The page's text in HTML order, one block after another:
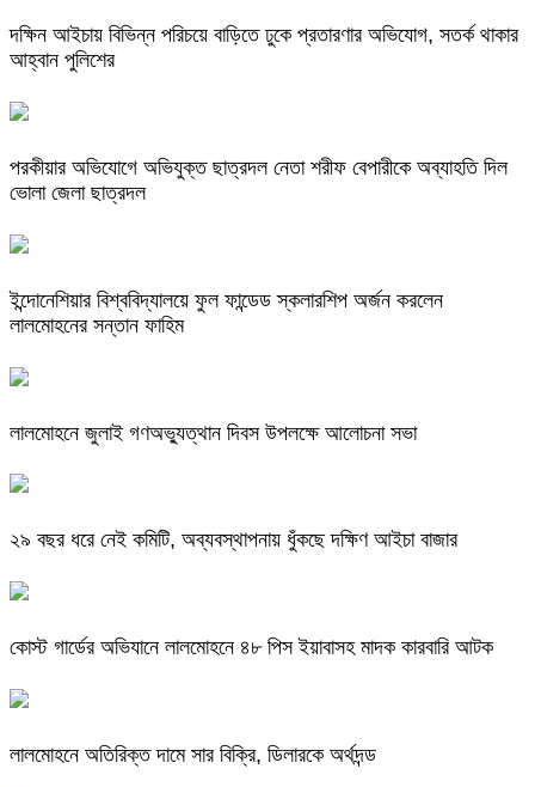
দক্ষিন আইচায় ‎বিভিন্ন পরিচয়ে বাড়িতে ঢুকে প্রতারণার অভিযোগ, সতর্ক থাকার
আহ্বান পুলিশের
পরকীয়ার অভিযোগে অভিযুক্ত ছাত্রদল নেতা শরীফ বেপারীকে অব্যাহতি দিল
ভোলা জেলা ছাত্রদল
ইন্দোনেশিয়ার বিশ্ববিদ্যালয়ে ফুল ফান্ডেড স্কলারশিপ অর্জন করলেন
লালমোহনের সন্তান ফাহিম
লালমোহনে জুলাই গণঅভ্যুত্থান দিবস উপলক্ষে আলোচনা সভা
২৯ বছর ধরে নেই কমিটি, অব্যবস্থাপনায় ধুঁকছে দক্ষিণ আইচা বাজার
কোস্ট গার্ডের অভিযানে লালমোহনে ৪৮ পিস ইয়াবাসহ মাদক কারবারি আটক
লালমোহনে অতিরিক্ত দামে সার বিক্রি, ডিলারকে অর্থদন্ড